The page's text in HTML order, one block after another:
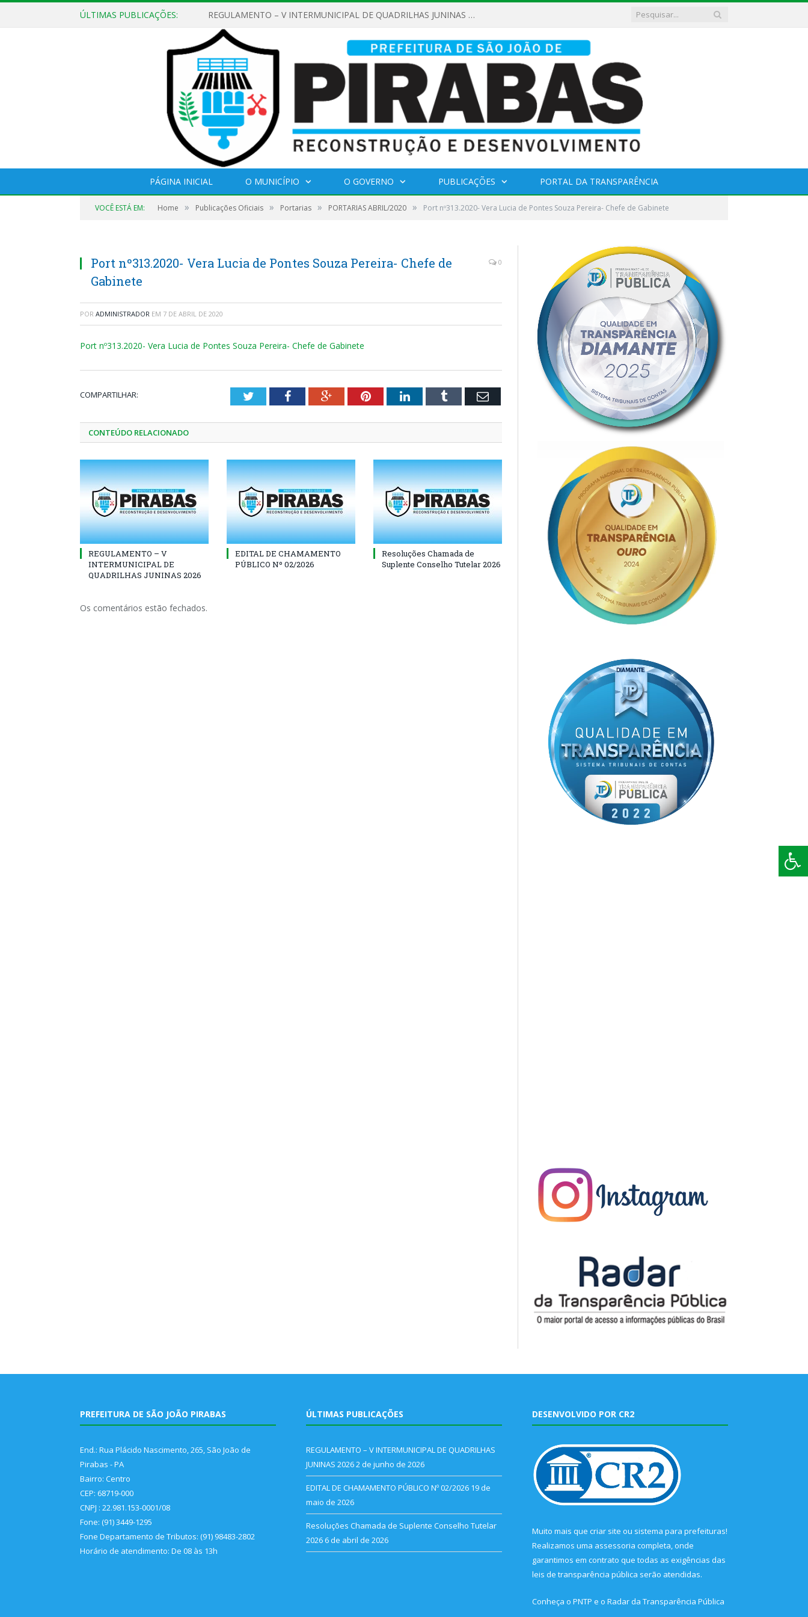
ÚLTIMAS PUBLICAÇÕES: REGULAMENTO – V INTERMUNICIPAL DE QUADRILHAS JUNINAS 2026
PÁGINA INICIAL O MUNICÍPIO O GOVERNO PUBLICAÇÕES PORTAL DA TRANSPARÊNCIA
VOCÊ ESTÁ EM: Home » Publicações Oficiais » Portarias » PORTARIAS ABRIL/2020 » Port nº313.2020- Vera Lucia de Pontes Souza Pereira- Chefe de Gabinete
Port nº313.2020- Vera Lucia de Pontes Souza Pereira- Chefe de
Gabinete
0
POR ADMINISTRADOR EM 7 DE ABRIL DE 2020
Port nº313.2020- Vera Lucia de Pontes Souza Pereira- Chefe de Gabinete
COMPARTILHAR: TwitterFacebookGoogle+PinterestLinkedInTumblr Email
CONTEÚDO RELACIONADO
REGULAMENTO – V
INTERMUNICIPAL DE
QUADRILHAS JUNINAS 2026
EDITAL DE CHAMAMENTO
PÚBLICO Nº 02/2026
Resoluções Chamada de
Suplente Conselho Tutelar 2026
Os comentários estão fechados.
PREFEITURA DE SÃO JOÃO PIRABAS
End.: Rua Plácido Nascimento, 265, São João de
Pirabas - PA
Bairro: Centro
CEP: 68719-000
CNPJ : 22.981.153-0001/08
Fone: (91) 3449-1295
Fone Departamento de Tributos: (91) 98483-2802
Horário de atendimento: De 08 às 13h
ÚLTIMAS PUBLICAÇÕES
REGULAMENTO – V INTERMUNICIPAL DE QUADRILHAS
JUNINAS 20262 de junho de 2026
EDITAL DE CHAMAMENTO PÚBLICO Nº 02/2026 19 de
maio de 2026
Resoluções Chamada de Suplente Conselho Tutelar
2026 6 de abril de 2026
DESENVOLVIDO POR CR2
Muito mais que criar site ou sistema para prefeituras!
Realizamos uma assessoria completa, onde
garantimos em contrato que todas as exigências das
leis de transparência pública serão atendidas.
Conheça o PNTP e o Radar da Transparência Pública